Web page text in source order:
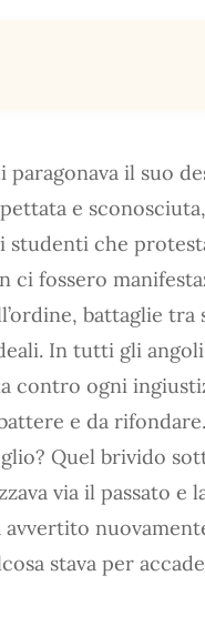
paragonava il suo
e
studenti che
ci fossero
battaglie tra
In tutti gli
contro ogni
e da
Quel brivido
via il passato e
stava per